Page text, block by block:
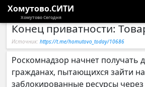
Хомутово.СИТИ
Хомутово Сегодня
Новости
Галерея
Конец приватности:
Источник: https://t.me/homutovo_today/10686
Роскомнадзор начнет получать
гражданах, пытающихся зайти на
заблокированные ресурсы через